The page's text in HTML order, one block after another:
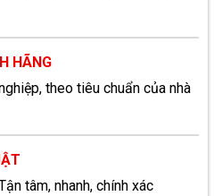
HÃNG
theo tiêu chuẩn của nhà
tâm, nhanh, chính xác